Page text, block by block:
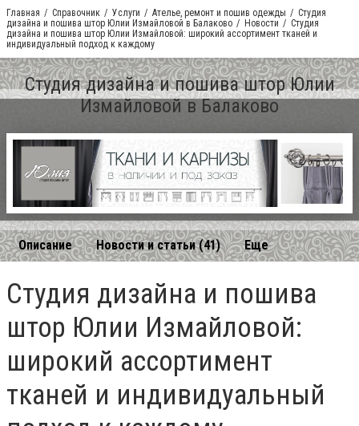
Главная Справочник Услуги Ателье, ремонт и пошив одежды
Студия
дизайна и пошива штор Юлии Измайловой в Балаково
Новости
Студия
дизайна и пошива штор Юлии Измайловой: широкий ассортимент тканей и
индивидуальный подход к каждому
Студия дизайна и пошива штор Юлии
Измайловой в Балаково
Описание Новости и статьи (41) Еще
Студия дизайна и пошива
штор Юлии Измайловой:
широкий ассортимент
тканей и индивидуальный